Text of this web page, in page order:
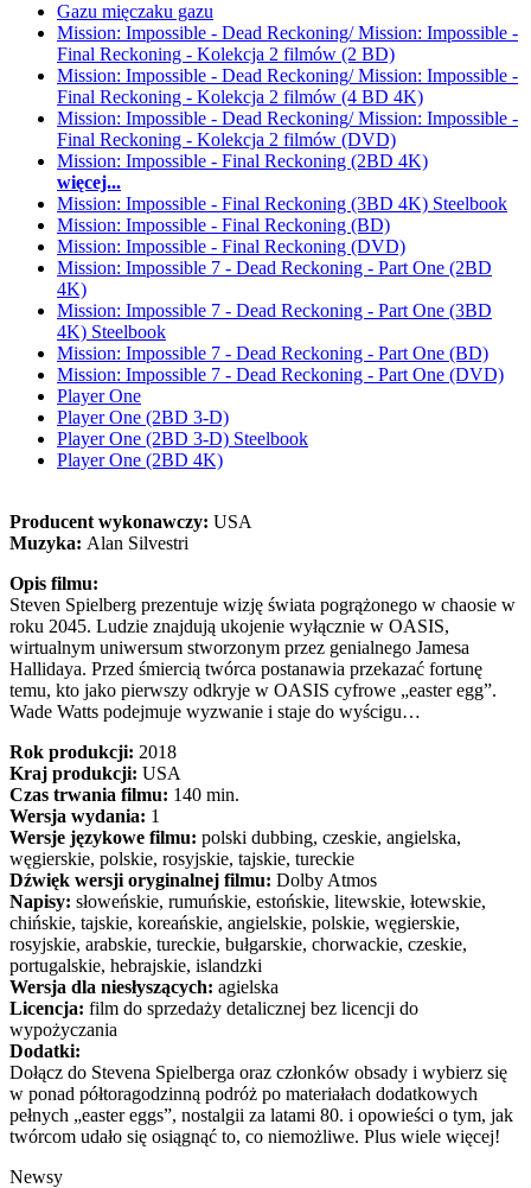
Gazu mięczaku gazu
Mission: Impossible - Dead Reckoning/ Mission: Impossible -
Final Reckoning - Kolekcja 2 filmów (2 BD)
Mission: Impossible - Dead Reckoning/ Mission: Impossible -
Final Reckoning - Kolekcja 2 filmów (4 BD 4K)
Mission: Impossible - Dead Reckoning/ Mission: Impossible -
Final Reckoning - Kolekcja 2 filmów (DVD)
Mission: Impossible - Final Reckoning (2BD 4K)
więcej...
Mission: Impossible - Final Reckoning (3BD 4K) Steelbook
Mission: Impossible - Final Reckoning (BD)
Mission: Impossible - Final Reckoning (DVD)
Mission: Impossible 7 - Dead Reckoning - Part One (2BD
4K)
Mission: Impossible 7 - Dead Reckoning - Part One (3BD
4K) Steelbook
Mission: Impossible 7 - Dead Reckoning - Part One (BD)
Mission: Impossible 7 - Dead Reckoning - Part One (DVD)
Player One
Player One (2BD 3-D)
Player One (2BD 3-D) Steelbook
Player One (2BD 4K)
Producent wykonawczy: USA
Muzyka: Alan Silvestri
Opis filmu:
Steven Spielberg prezentuje wizję świata pogrążonego w chaosie w
roku 2045. Ludzie znajdują ukojenie wyłącznie w OASIS,
wirtualnym uniwersum stworzonym przez genialnego Jamesa
Hallidaya. Przed śmiercią twórca postanawia przekazać fortunę
temu, kto jako pierwszy odkryje w OASIS cyfrowe „easter egg”.
Wade Watts podejmuje wyzwanie i staje do wyścigu…
Rok produkcji: 2018
Kraj produkcji: USA
Czas trwania filmu: 140 min.
Wersja wydania: 1
Wersje językowe filmu: polski dubbing, czeskie, angielska,
węgierskie, polskie, rosyjskie, tajskie, tureckie
Dźwięk wersji oryginalnej filmu: Dolby Atmos
Napisy: słoweńskie, rumuńskie, estońskie, litewskie, łotewskie,
chińskie, tajskie, koreańskie, angielskie, polskie, węgierskie,
rosyjskie, arabskie, tureckie, bułgarskie, chorwackie, czeskie,
portugalskie, hebrajskie, islandzki
Wersja dla niesłyszących: agielska
Licencja: film do sprzedaży detalicznej bez licencji do
wypożyczania
Dodatki:
Dołącz do Stevena Spielberga oraz członków obsady i wybierz się
w ponad półtoragodzinną podróż po materiałach dodatkowych
pełnych „easter eggs”, nostalgii za latami 80. i opowieści o tym, jak
twórcom udało się osiągnąć to, co niemożliwe. Plus wiele więcej!
Newsy